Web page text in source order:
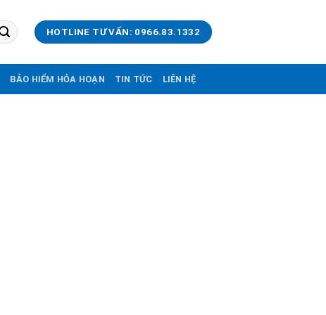
HOTLINE TƯ VẤN: 0966.83.1332
BẢO HIỂM HỎA HOẠN TIN TỨC LIÊN HỆ